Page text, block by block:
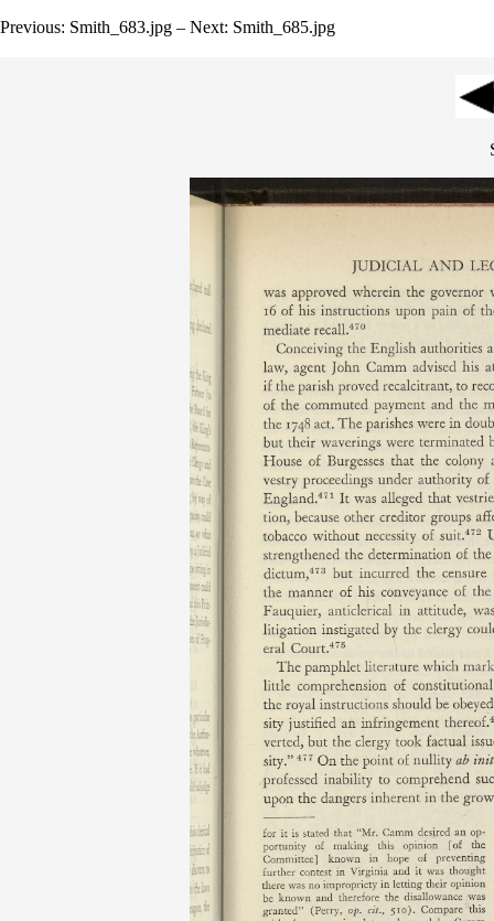
Previous: Smith_683.jpg – Next: Smith_685.jpg